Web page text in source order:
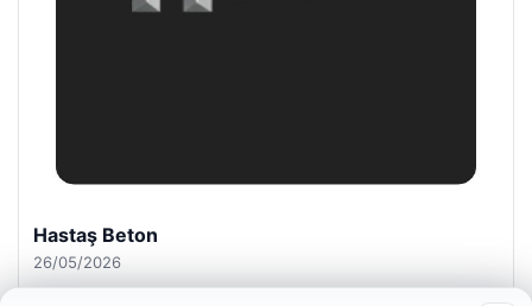
Enes Kaplan Avukatlık Bürosu
28/04/2026